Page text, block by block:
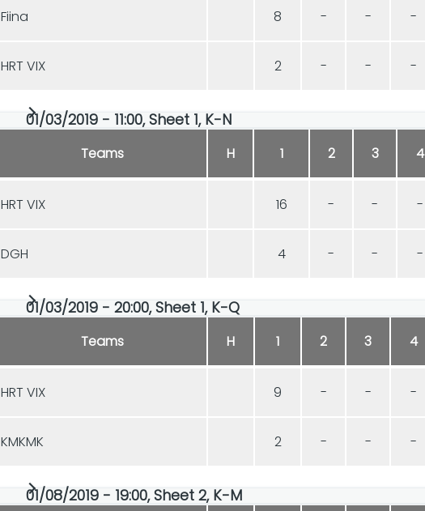
Fiina 8 - - -
HRT VIX 2 - - -
01/03/2019 - 11:00, Sheet 1, K-N
Teams H 1 2 3 4
HRT VIX 16 - - -
DGH 4 - - -
01/03/2019 - 20:00, Sheet 1, K-Q
Teams H 1 2 3 4
HRT VIX 9 - - -
KMKMK 2 - - -
01/08/2019 - 19:00, Sheet 2, K-M